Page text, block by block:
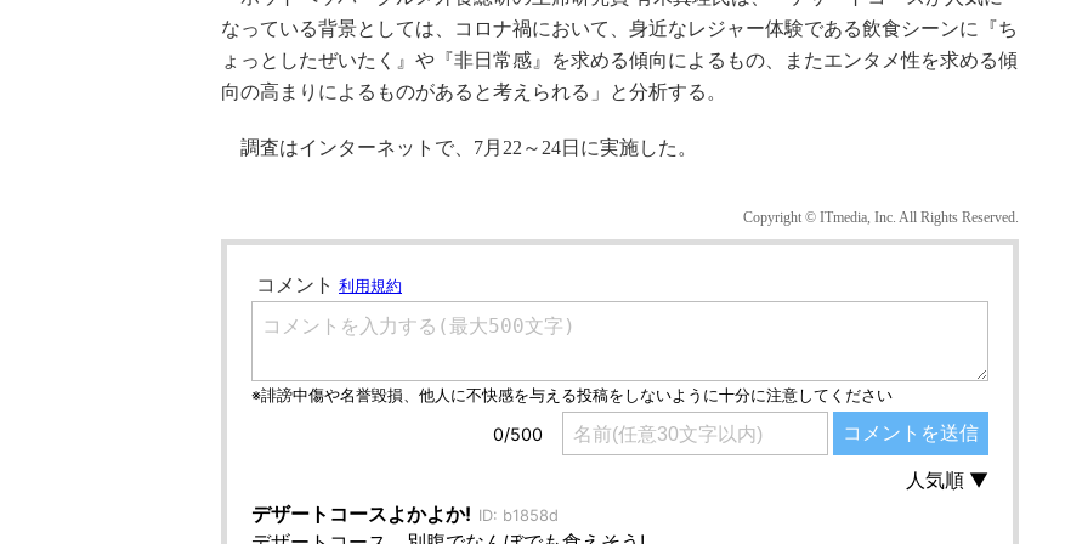
なっている背景としては、コロナ禍において、身近なレジャー体験である飲食シーンに『ち
ょっとしたぜいたく』や『非日常感』を求める傾向によるもの、またエンタメ性を求める傾
向の高まりによるものがあると考えられる」と分析する。
調査はインターネットで、7月22～24日に実施した。
Copyright © ITmedia, Inc. All Rights Reserved.